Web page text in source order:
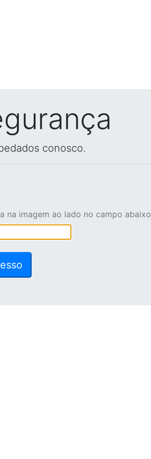
conosco.
na imagem ao lado no campo abaixo